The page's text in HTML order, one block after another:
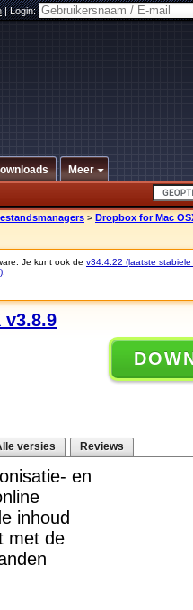
|Login:
Meer
> Dropbox for Mac
Je kunt ook de v34.4.22 (laatste stabiele
v3.8.9
versies Reviews
en
inhoud
met de